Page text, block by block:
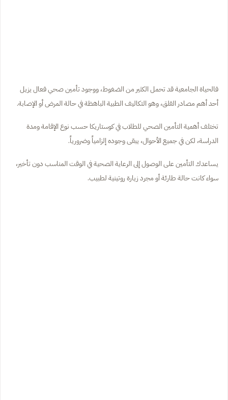
فالحياة الجامعية قد تحمل الكثير من الضغوط، ووجود تأمين صحي فعال يزيل
أحد أهم مصادر القلق، وهو التكاليف الطبية الباهظة في حالة المرض أو الإصابة.
تختلف أهمية التأمين الصحي للطلاب في كوستاريكا حسب نوع الإقامة ومدة
الدراسة، لكن في جميع الأحوال، يبقى وجوده إلزامياً وضرورياً.
يساعدك التأمين على الوصول إلى الرعاية الصحية في الوقت المناسب دون تأخير،
سواء كانت حالة طارئة أو مجرد زيارة روتينية لطبيب.